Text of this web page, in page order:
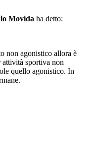
Movida ha detto:
non agonistico allora è
sportiva non
quello agonistico. In